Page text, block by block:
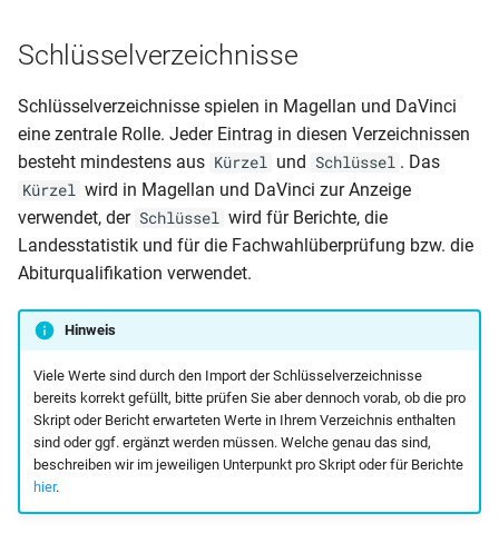
Schulbescheinigung
Schulbescheinigung
(Standard)
Schulbescheinigung
(Vergangenheit mit Klasse)
Schulbescheinigung (mit
Schulbescheinigung (mit
Klasse und vorauss Ende
einfach)
Klassenliste (mit
Telefonnummer)
Klassenliste (mit
Elternsprechern und
Adressen)
Mandantenbemerkung und
Klassenliste (welche
Bewerber ist Wiederholer)
Klassenliste
Mandant (Ausgabe
ohne Gemeindekennziffer)
Mandant (Berufe und
Fachrichtungen)
Mandant (Prüfbericht
unter 18 ausgeschult und
ZugangAbgang An Schule)
Mandant (Prüfung der
Schüler des aktuellen
Halbjahres auf doppelte
AusbildungsGUID)
Schlüsselverzeichnisse
Schlüsselverzeichnisse spielen in Magellan und DaVinci
eine zentrale Rolle. Jeder Eintrag in diesen Verzeichnissen
besteht mindestens aus Kürzel und Schlüssel . Das
Kürzel wird in Magellan und DaVinci zur Anzeige
verwendet, der Schlüssel wird für Berichte, die
Landesstatistik und für die Fachwahlüberprüfung bzw. die
Abiturqualifikation verwendet.
Hinweis
Viele Werte sind durch den Import der Schlüsselverzeichnisse
bereits korrekt gefüllt, bitte prüfen Sie aber dennoch vorab, ob die pro
Skript oder Bericht erwarteten Werte in Ihrem Verzeichnis enthalten
sind oder ggf. ergänzt werden müssen. Welche genau das sind,
beschreiben wir im jeweiligen Unterpunkt pro Skript oder für Berichte
hier.